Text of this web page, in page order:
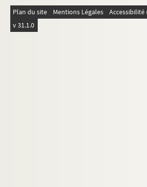
Plan du site Mentions Légales
v 31.1.0